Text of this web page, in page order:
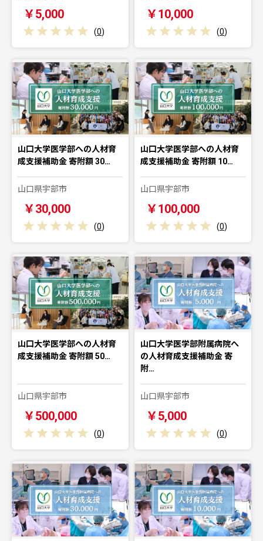
￥5,000
(0)
￥10,000
(0)
山口大学医学部への人材育
成支援補助金 寄附額 30…
山口県宇部市
￥30,000
(0)
山口大学医学部への人材育
成支援補助金 寄附額 10…
山口県宇部市
￥100,000
(0)
山口大学医学部への人材育
成支援補助金 寄附額 50…
山口県宇部市
￥500,000
(0)
山口大学医学部附属病院へ
の人材育成支援補助金 寄
附…
山口県宇部市
￥5,000
(0)